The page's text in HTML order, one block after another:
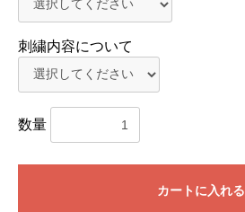
刺繍内容について
数量
カートに入れる